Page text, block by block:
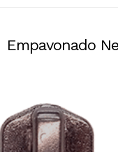
Empavonado